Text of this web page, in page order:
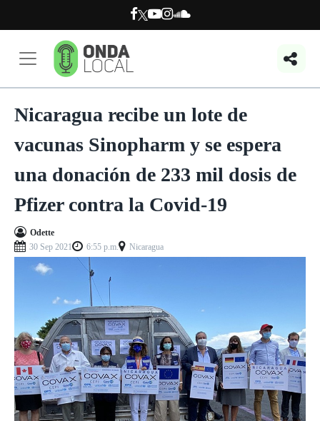
Nicaragua recibe un lote de
vacunas Sinopharm y se espera
una donación de 233 mil dosis de
Pfizer contra la Covid-19
Odette
30 Sep 2021
6:55 p.m. Nicaragua